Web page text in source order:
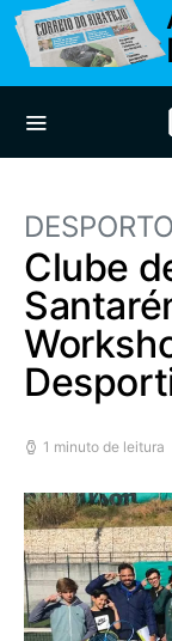
DESPORTO
Clube
1 minuto de leitura